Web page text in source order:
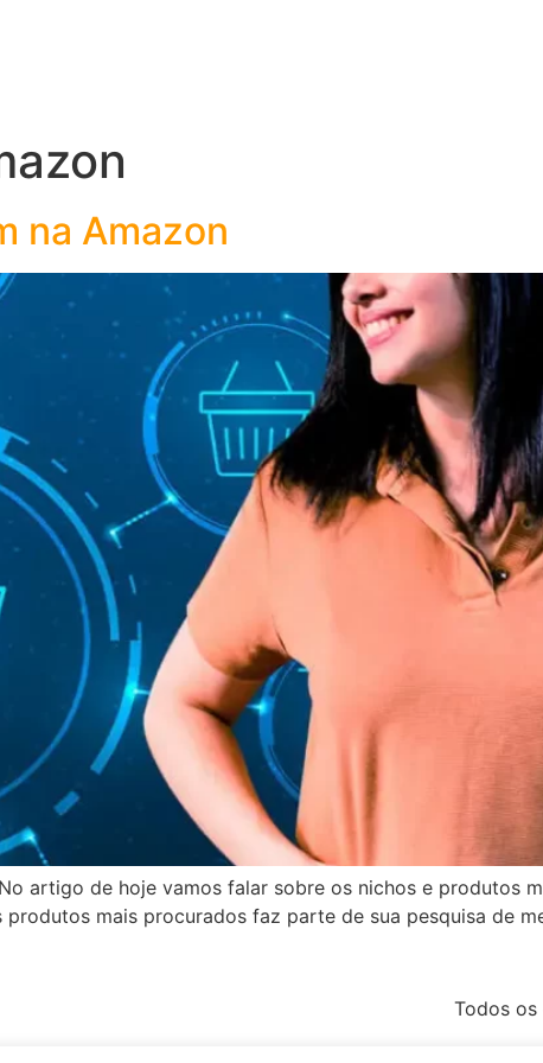
na Amazon
artigo de hoje vamos falar sobre os nichos e produtos
mais procurados faz parte de sua pesquisa de
Todos